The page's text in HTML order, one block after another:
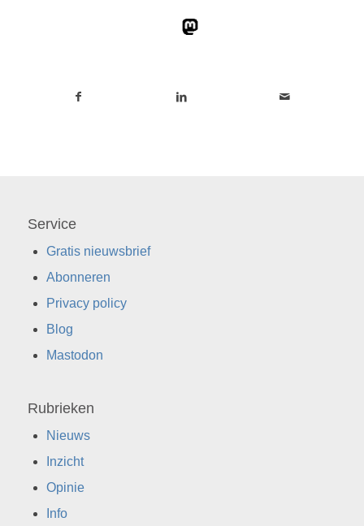
Service
Gratis nieuwsbrief
Abonneren
Privacy policy
Blog
Mastodon
Rubrieken
Nieuws
Inzicht
Opinie
Info